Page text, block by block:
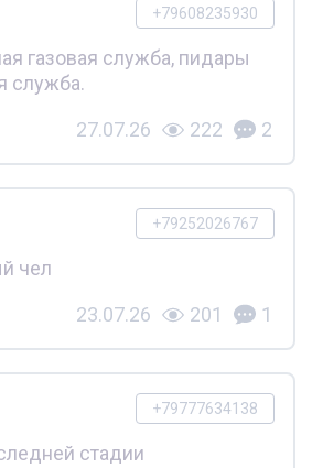
+79608235930
газовая служба, пидары
служба.
27.07.26 222 2
+79252026767
чел
23.07.26 201 1
+79777634138
стадии